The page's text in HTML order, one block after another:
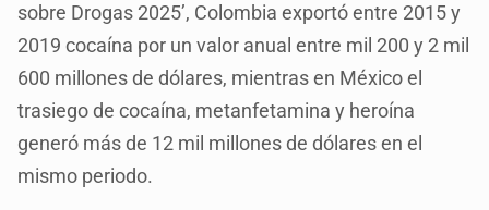
sobre Drogas 2025’, Colombia exportó entre 2015 y
2019 cocaína por un valor anual entre mil 200 y 2 mil
600 millones de dólares, mientras en México el
trasiego de cocaína, metanfetamina y heroína
generó más de 12 mil millones de dólares en el
mismo periodo.